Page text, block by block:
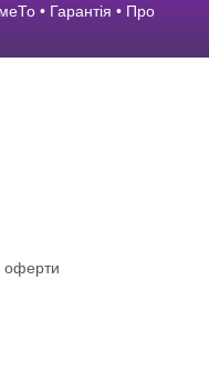
• Гарантія • Про
оферти